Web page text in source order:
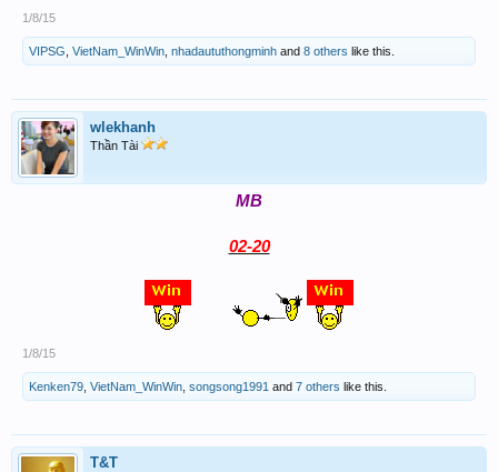
1/8/15
VIPSG VietNam_WinWin nhadaututhongminh and 8 others like this.
wlekhanh
Thần Tài
MB
02-20
1/8/15
Kenken79 VietNam_WinWin songsong1991 and 7 others like this.
T&T